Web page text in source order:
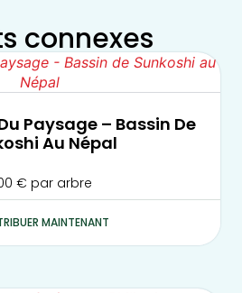
connexes
Paysage – Bassin De
Au Népal
€ par arbre
MAINTENANT